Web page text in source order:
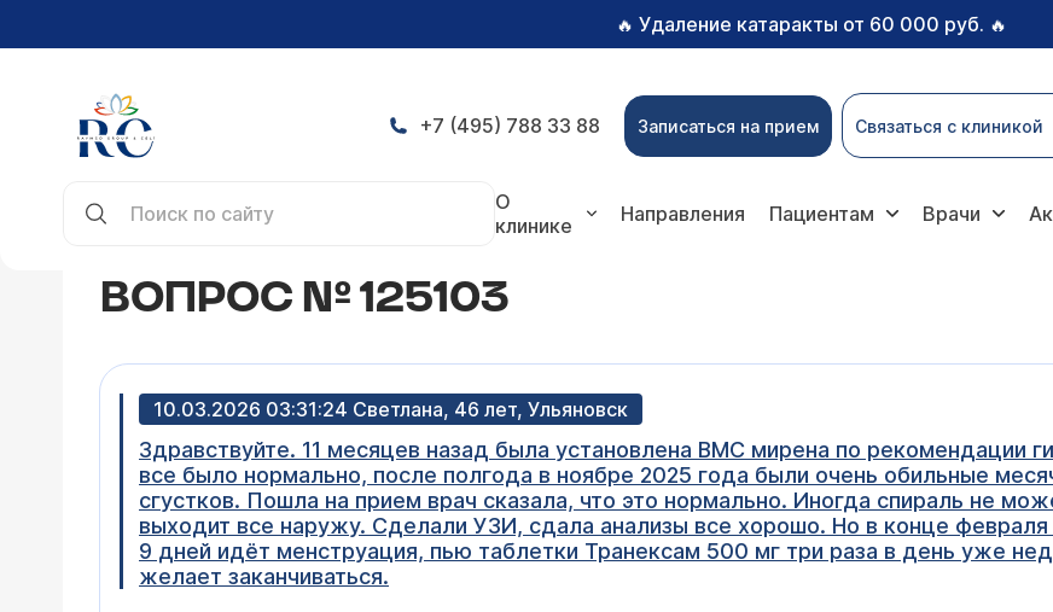
🔥 Удаление катаракты от 60 000 руб. 🔥
+7 (495) 788 33 88 Записаться на прием Связаться с клиникой
О
клинике
Направления Пациентам Врачи
ВОПРОС № 125103
10.03.2026 03:31:24 Светлана, 46 лет, Ульяновск
Здравствуйте. 11 месяцев назад была установлена ВМС мирена по рекомендации
все было нормально, после полгода в ноябре 2025 года были очень обильные
сгустков. Пошла на прием врач сказала, что это нормально. Иногда спираль не
выходит все наружу. Сделали УЗИ, сдала анализы все хорошо. Но в конце
9 дней идёт менструация, пью таблетки Транексам 500 мг три раза в день уже
желает заканчиваться.